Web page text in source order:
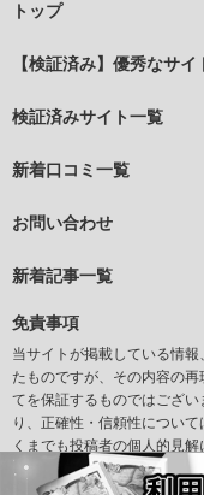
トップ
【検証済み】優秀なサイ
検証済みサイト一覧
新着口コミ一覧
お問い合わせ
新着記事一覧
免責事項
当サイトが掲載している情
たものですが、その内容の
てを保証するものではござ
り、正確性・信頼性につい
くまでも投稿者の個人的見
確性については一切保証さ
るサイトについて、その掲